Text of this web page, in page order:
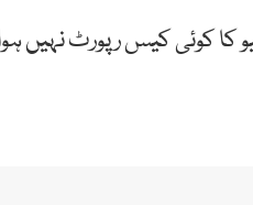
کا کوئی کیس رپورٹ نہیں